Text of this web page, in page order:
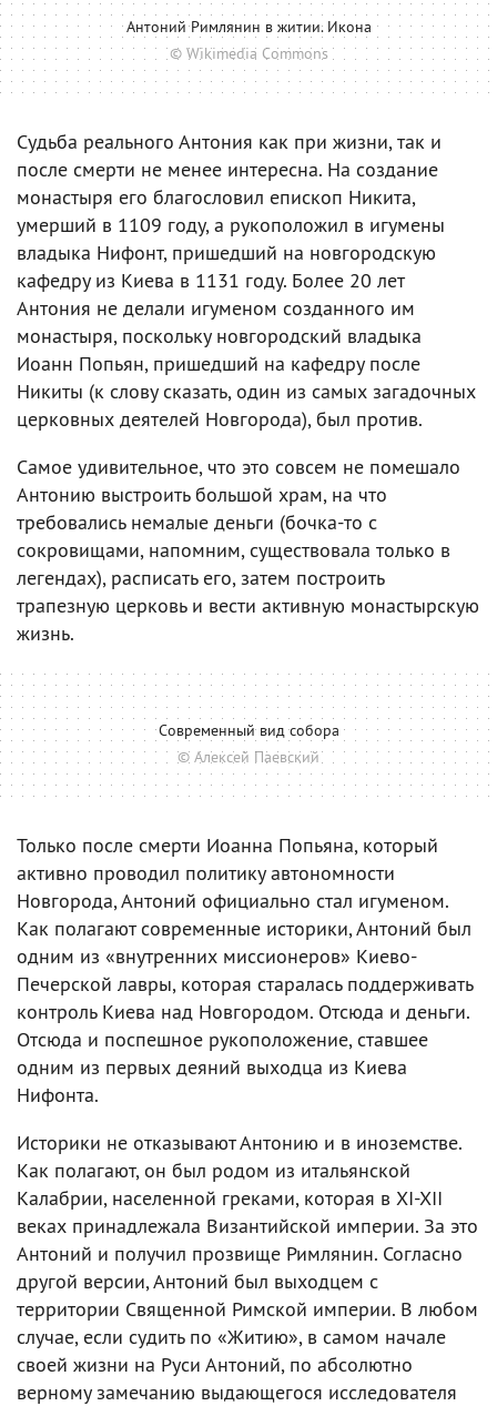
Антоний Римлянин в житии. Икона
© Wikimedia Commons
Судьба реального Антония как при жизни, так и
после смерти не менее интересна. На создание
монастыря его благословил епископ Никита,
умерший в 1109 году, а рукоположил в игумены
владыка Нифонт, пришедший на новгородскую
кафедру из Киева в 1131 году. Более 20 лет
Антония не делали игуменом созданного им
монастыря, поскольку новгородский владыка
Иоанн Попьян, пришедший на кафедру после
Никиты (к слову сказать, один из самых загадочных
церковных деятелей Новгорода), был против.
Самое удивительное, что это совсем не помешало
Антонию выстроить большой храм, на что
требовались немалые деньги (бочка-то с
сокровищами, напомним, существовала только в
легендах), расписать его, затем построить
трапезную церковь и вести активную монастырскую
жизнь.
Современный вид собора
© Алексей Паевский
Только после смерти Иоанна Попьяна, который
активно проводил политику автономности
Новгорода, Антоний официально стал игуменом.
Как полагают современные историки, Антоний был
одним из «внутренних миссионеров» Киево-
Печерской лавры, которая старалась поддерживать
контроль Киева над Новгородом. Отсюда и деньги.
Отсюда и поспешное рукоположение, ставшее
одним из первых деяний выходца из Киева
Нифонта.
Историки не отказывают Антонию и в иноземстве.
Как полагают, он был родом из итальянской
Калабрии, населенной греками, которая в XI-XII
веках принадлежала Византийской империи. За это
Антоний и получил прозвище Римлянин. Согласно
другой версии, Антоний был выходцем с
территории Священной Римской империи. В любом
случае, если судить по «Житию», в самом начале
своей жизни на Руси Антоний, по абсолютно
верному замечанию выдающегося исследователя